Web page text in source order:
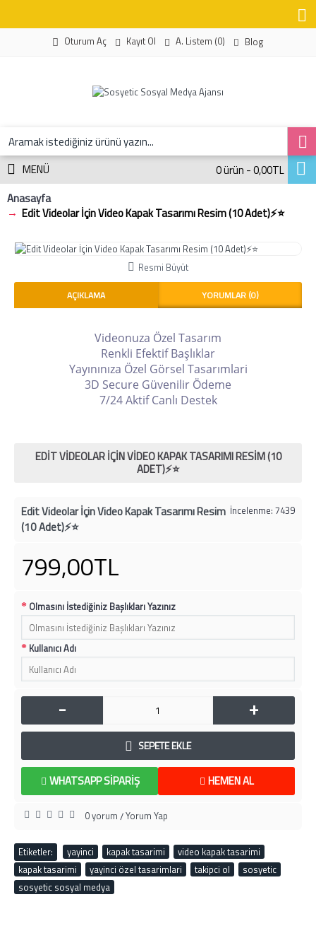
Oturum Aç Kayıt Ol A. Listem (0) Blog
0 ürün - 0,00TL
MENÜ
Anasayfa
Edit Videolar İçin Video Kapak Tasarımı Resim (10 Adet)⚡️⭐
Resmi Büyüt
AÇIKLAMA YORUMLAR (0)
Videonuza Özel Tasarım
Renkli Efektif Başlıklar
Yayınınıza Özel Görsel Tasarımlari
3D Secure Güvenilir Ödeme
7/24 Aktif Canlı Destek
EDIT VIDEOLAR İÇIN VIDEO KAPAK TASARIMI RESIM (10
ADET)⚡️⭐
İncelenme: 7439
Edit Videolar İçin Video Kapak Tasarımı Resim
(10 Adet)⚡️⭐
799,00TL
Olmasını İstediğiniz Başlıkları Yazınız
Kullanıcı Adı
- +
SEPETE EKLE
HEMEN AL
WHATSAPP SIPARIŞ
0 yorum /Yorum Yap
Etiketler: yayinci kapak tasarimi video kapak tasarimi
kapak tasarimi
yayinci özel tasarimlari takipci ol sosyetic
sosyetic sosyal medya